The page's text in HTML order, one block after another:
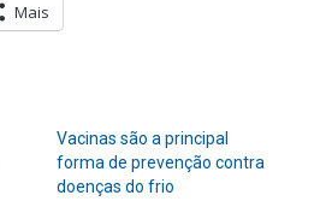
Mais
Vacinas são a principal
forma de prevenção contra
doenças do frio